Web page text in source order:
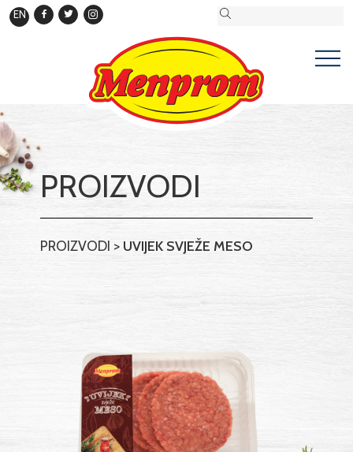
EN
PROIZVODI
PROIZVODI > UVIJEK SVJEŽE MESO